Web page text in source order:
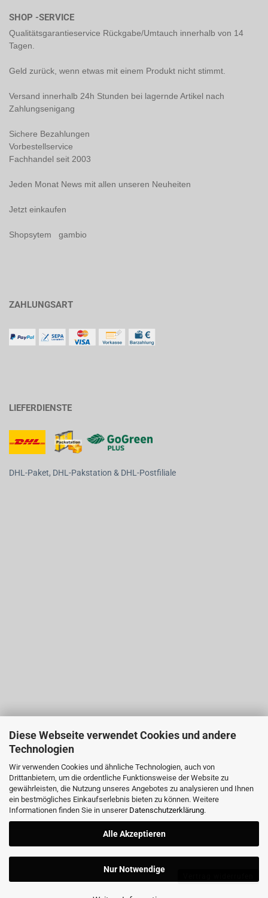
Diese Webseite verwendet Cookies und andere
Technologien
Wir verwenden Cookies und ähnliche Technologien, auch von
Drittanbietern, um die ordentliche Funktionsweise der Website zu
gewährleisten, die Nutzung unseres Angebotes zu analysieren und Ihnen
ein bestmögliches Einkaufserlebnis bieten zu können. Weitere
Informationen finden Sie in unserer Datenschutzerklärung.
Alle Akzeptieren
Nur Notwendige
SHOP -SERVICE
Qualitätsgarantieservice Rückgabe/Umtauch innerhalb von 14
Tagen.
Geld zurück, wenn etwas mit einem Produkt nicht stimmt.
Versand innerhalb 24h Stunden bei lagernde Artikel nach
Zahlungsenigang
Sichere Bezahlungen
Vorbestellservice
Fachhandel seit 2003
Jeden Monat News mit allen unseren Neuheiten
Jetzt einkaufen
Shopsytem gambio
ZAHLUNGSART
LIEFERDIENSTE
DHL-Paket, DHL-Pakstation & DHL-Postfiliale